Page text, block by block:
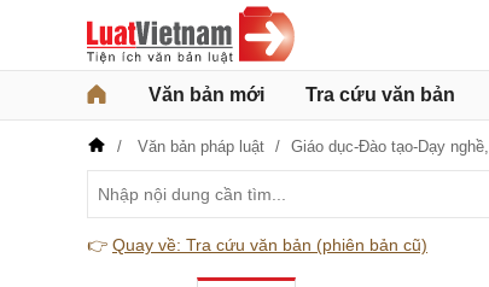
Văn bản mới Tra cứu văn bản
Văn bản pháp luật Giáo dục-Đào tạo-Dạy nghề,
👉 Quay về: Tra cứu văn bản (phiên bản cũ)